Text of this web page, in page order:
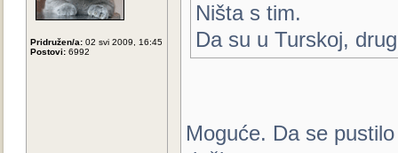
Pridružen/a: 02 svi 2009, 16:45
Postovi: 6992
Ništa s tim.
Da su u Turskoj,
Moguće. Da se